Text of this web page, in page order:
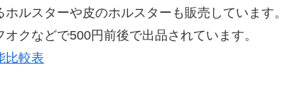
ルスターや皮のホルスターも販売しています
クなどで500円前後で出品されています。
比較表